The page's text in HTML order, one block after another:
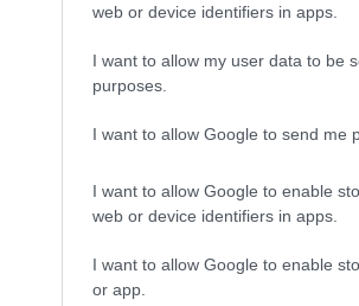
web or device identifiers in apps.
I want to allow my user data to be
purposes.
I want to allow Google to send me
I want to allow Google to enable
web or device identifiers in apps.
I want to allow Google to enable
or app.